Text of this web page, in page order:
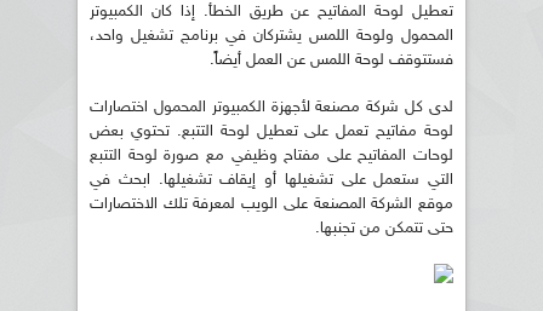
تعطيل لوحة المفاتيح عن طريق الخطأ. إذا كان الكمبيوتر
المحمول ولوحة اللمس يشتركان في برنامج تشغيل واحد،
فستتوقف لوحة اللمس عن العمل أيضاً.
لدى كل شركة مصنعة لأجهزة الكمبيوتر المحمول اختصارات
لوحة مفاتيح تعمل على تعطيل لوحة التتبع. تحتوي بعض
لوحات المفاتيح على مفتاح وظيفي مع صورة لوحة التتبع
التي ستعمل على تشغيلها أو إيقاف تشغيلها. ابحث في
موقع الشركة المصنعة على الويب لمعرفة تلك الاختصارات
حتى تتمكن من تجنبها.